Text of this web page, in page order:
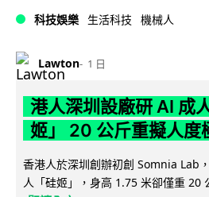
科技娛樂 生活科技 機械人
Lawton 1 日
港人深圳設廠研 AI 成
姬」 20 公斤重擬人度
香港人於深圳創辦初創 Somnia Lab
人「硅姬」，身高 1.75 米卻僅重 20